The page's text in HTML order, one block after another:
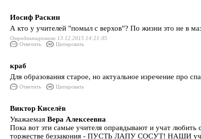
Иосиф Раскин
А кто у учителей "помыл с верхов"? По жизни это не в
Отредактировано 13.12.2015 14:21:05
Ответить
Цитировать
краб
Для образования старое, но актуальное изречение про
Ответить Цитировать
Виктор Киселёв
Уважаемая Вера Алексеевна
Пока вот эти самые учителя оправдывают и учат
торжестве беззакония - ПУСТЬ ЛАПУ СОСУТ! НАШИ